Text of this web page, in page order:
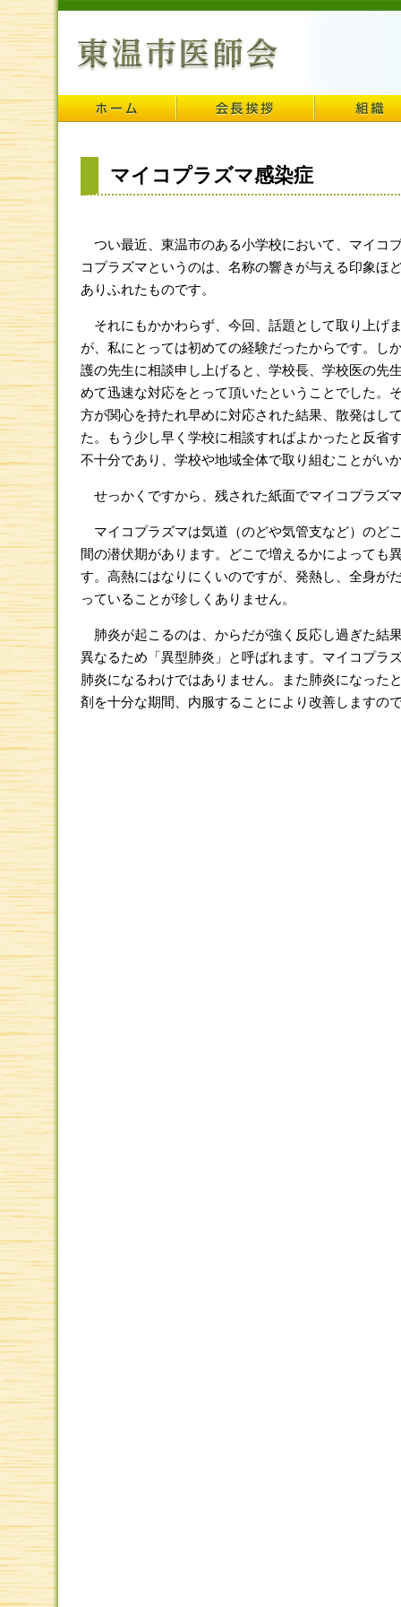
マイコプラズマ感染症
つい最近、東温市のある小学校において、マイコ
コプラズマというのは、名称の響きが与える印象ほ
ありふれたものです。
それにもかかわらず、今回、話題として取り上げ
が、私にとっては初めての経験だったからです。
護の先生に相談申し上げると、学校長、学校医の先
めて迅速な対応をとって頂いたということでした。
方が関心を持たれ早めに対応された結果、散発はし
た。もう少し早く学校に相談すればよかったと反省
不十分であり、学校や地域全体で取り組むことがい
せっかくですから、残された紙面でマイコプラズ
マイコプラズマは気道（のどや気管支など）のど
間の潜伏期があります。どこで増えるかによっても
す。高熱にはなりにくいのですが、発熱し、全身が
っていることが珍しくありません。
肺炎が起こるのは、からだが強く反応し過ぎた結
異なるため「異型肺炎」と呼ばれます。マイコプラ
肺炎になるわけではありません。また肺炎になった
剤を十分な期間、内服することにより改善しますの